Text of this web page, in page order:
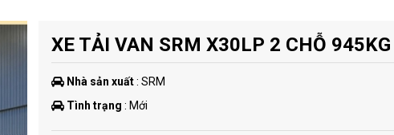
XE TẢI VAN SRM X30LP 2 CHỖ 945KG
Nhà sản xuất: SRM
Tình trạng : Mới